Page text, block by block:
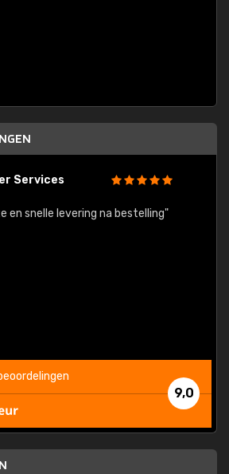
Services
en snelle levering na bestelling"
9,0